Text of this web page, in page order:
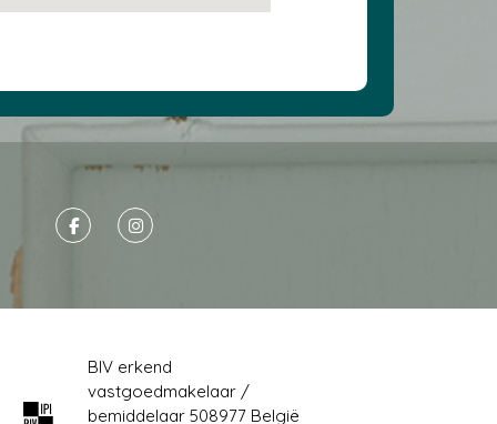
BIV erkend
vastgoedmakelaar /
bemiddelaar 508977 België